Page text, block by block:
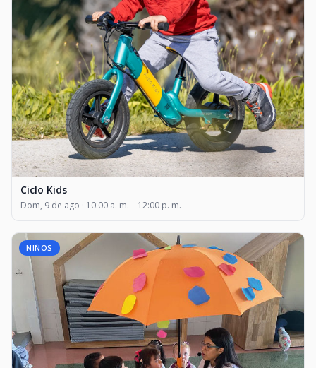
Ciclo Kids
Dom, 9 de ago · 10:00 a. m. – 12:00 p. m.
NIÑOS